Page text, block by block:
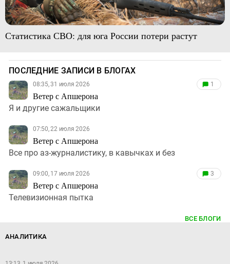
Статистика СВО: для юга России потери растут
ПОСЛЕДНИЕ ЗАПИСИ В БЛОГАХ
08:35, 31 июля 2026
Ветер с Апшерона
1
Я и другие сажальщики
07:50, 22 июля 2026
Ветер с Апшерона
Все про аз-журналистику, в кавычках и без
09:00, 17 июля 2026
Ветер с Апшерона
3
Телевизионная пытка
ВСЕ БЛОГИ
АНАЛИТИКА